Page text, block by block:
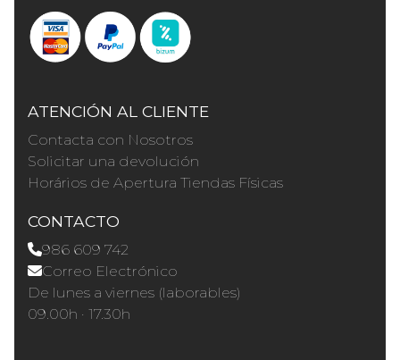
ATENCIÓN AL CLIENTE
Contacta con Nosotros
Solicitar una devolución
Horários de Apertura Tiendas Físicas
CONTACTO
986 609 742
Correo Electrónico
De lunes a viernes (laborables)
09.00h · 17.30h